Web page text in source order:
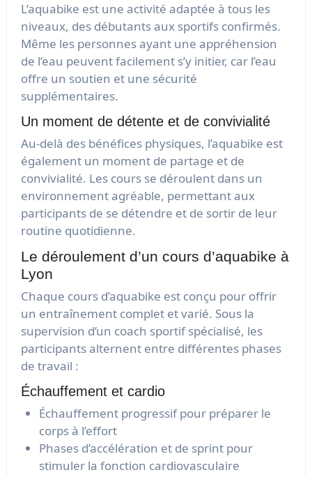
L’aquabike est une activité adaptée à tous les
niveaux, des débutants aux sportifs confirmés.
Même les personnes ayant une appréhension
de l’eau peuvent facilement s’y initier, car l’eau
offre un soutien et une sécurité
supplémentaires.
Un moment de détente et de convivialité
Au-delà des bénéfices physiques, l’aquabike est
également un moment de partage et de
convivialité. Les cours se déroulent dans un
environnement agréable, permettant aux
participants de se détendre et de sortir de leur
routine quotidienne.
Le déroulement d’un cours d’aquabike à
Lyon
Chaque cours d’aquabike est conçu pour offrir
un entraînement complet et varié. Sous la
supervision d’un coach sportif spécialisé, les
participants alternent entre différentes phases
de travail :
Échauffement et cardio
Échauffement progressif pour préparer le
corps à l’effort
Phases d’accélération et de sprint pour
stimuler la fonction cardiovasculaire